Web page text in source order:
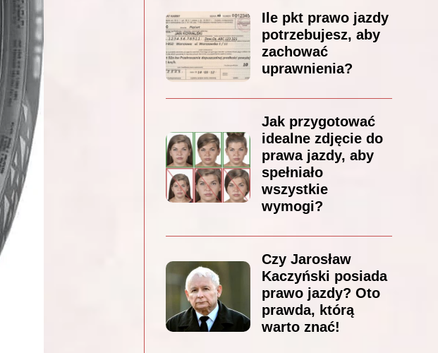
Ile pkt prawo jazdy
potrzebujesz, aby
zachować
uprawnienia?
Jak przygotować
idealne zdjęcie do
prawa jazdy, aby
spełniało
wszystkie
wymogi?
Czy Jarosław
Kaczyński posiada
prawo jazdy? Oto
prawda, którą
warto znać!